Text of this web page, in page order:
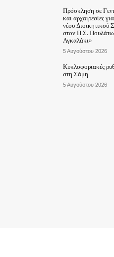
Πρόσκληση σε
και αρχαιρεσίες
νέου Διοικητικού
στον Π.Σ.
Αγκαλάκι»
5 Αυγούστου 2026
Κυκλοφοριακές
στη Σάμη
5 Αυγούστου 2026